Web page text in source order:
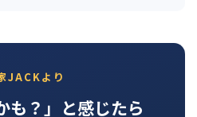
JACKより
も？」と感じたら